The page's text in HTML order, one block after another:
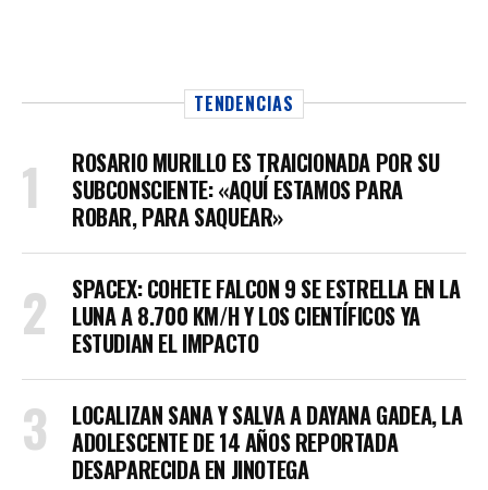
TENDENCIAS
ROSARIO MURILLO ES TRAICIONADA POR SU
SUBCONSCIENTE: «AQUÍ ESTAMOS PARA
ROBAR, PARA SAQUEAR»
SPACEX: COHETE FALCON 9 SE ESTRELLA EN LA
LUNA A 8.700 KM/H Y LOS CIENTÍFICOS YA
ESTUDIAN EL IMPACTO
LOCALIZAN SANA Y SALVA A DAYANA GADEA, LA
ADOLESCENTE DE 14 AÑOS REPORTADA
DESAPARECIDA EN JINOTEGA